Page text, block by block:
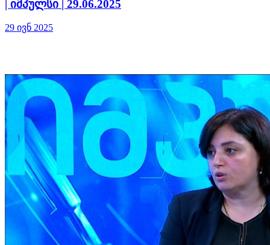
| იმპულსი | 29.06.2025
29 ივნ 2025